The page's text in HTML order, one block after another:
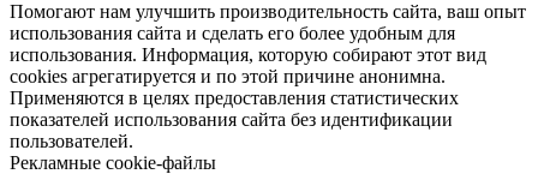
Помогают нам улучшить производительность сайта, ваш опыт
использования сайта и сделать его более удобным для
использования. Информация, которую собирают этот вид
cookies агрегатируется и по этой причине анонимна.
Применяются в целях предоставления статистических
показателей использования сайта без идентификации
пользователей.
Рекламные cookie-файлы